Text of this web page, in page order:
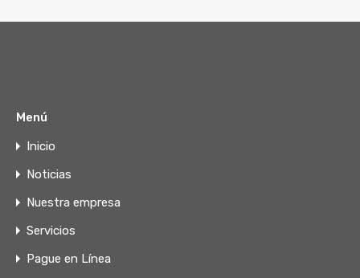
Menú
Inicio
Noticias
Nuestra empresa
Servicios
Pague en Línea